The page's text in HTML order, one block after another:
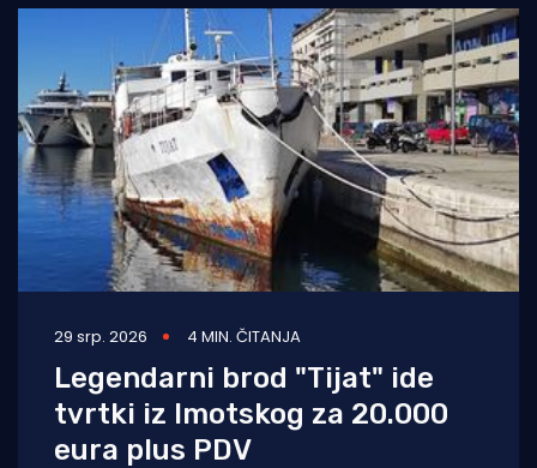
29 srp. 2026 4 MIN. ČITANJA
Legendarni brod "Tijat" ide
tvrtki iz Imotskog za 20.000
eura plus PDV